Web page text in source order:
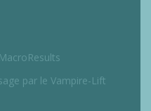
par le Vampire-Lift